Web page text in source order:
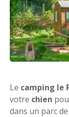
Le camping le
votre chien
dans un parc